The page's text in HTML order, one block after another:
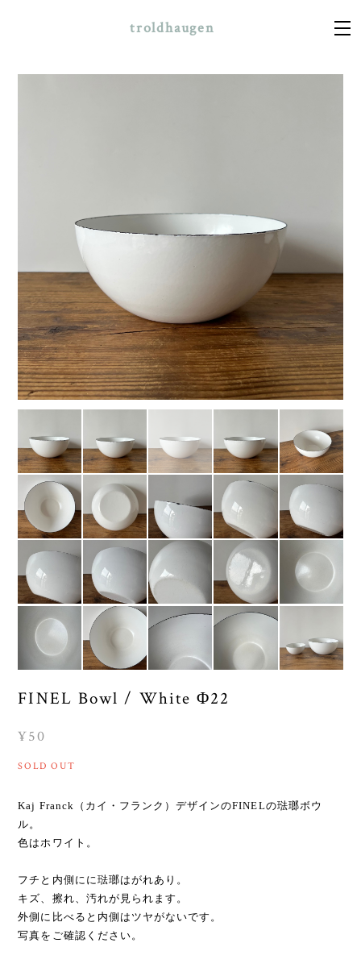
troldhaugen
FINEL Bowl / White Φ22
¥50
SOLD OUT
Kaj Franck（カイ・フランク）デザインのFINELの琺瑯ボウ
ル。
色はホワイト。
フチと内側にに琺瑯はがれあり。
キズ、擦れ、汚れが見られます。
外側に比べると内側はツヤがないです。
写真をご確認ください。